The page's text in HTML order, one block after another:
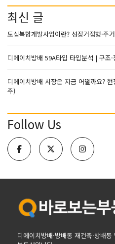
최신 글
도심복합개발사업이란? 성장거점형·주
디에이치방배 59A타입 타입분석 | 구조·
디에이치방배 시장은 지금 어떨까요?
주)
Follow Us
디에이치방배·방배동 재건축·방배